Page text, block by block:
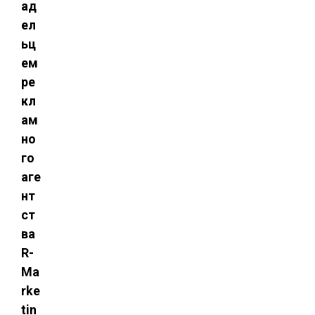
ад
ел
ьц
ем
ре
кл
ам
но
го
аге
нт
ст
ва
R-
Ma
rke
tin